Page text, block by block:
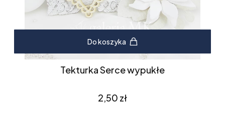
Do koszyka
Tekturka Serce wypukłe
Cena
2,50 zł